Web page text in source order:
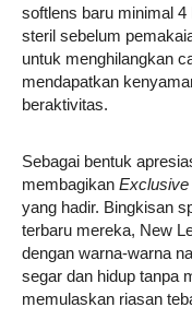
softlens baru minimal
steril sebelum
untuk menghilangkan
mendapatkan
beraktivitas.
Sebagai bentuk
membagikan Exclusive
yang hadir. Bingkisan
terbaru mereka, New
dengan warna-warna
segar dan hidup tanpa
memulaskan riasan